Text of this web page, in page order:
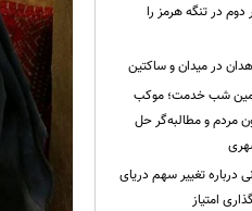
در تنگه هرمز را
در میدان و ساکتین
شب خدمت؛ موکب
مردم و مطالبه‌گر حل
درباره تغییر سهم دریای
امتیاز